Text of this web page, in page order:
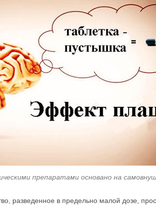
препаратами основано на
разведенное в предельно малой дозе,